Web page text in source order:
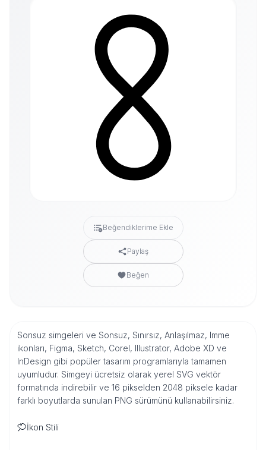
Beğendiklerime Ekle
Paylaş
Beğen
Sonsuz simgeleri ve Sonsuz, Sınırsız, Anlaşılmaz, Imme
ikonları, Figma, Sketch, Corel, Illustrator, Adobe XD ve
InDesign gibi popüler tasarım programlarıyla tamamen
uyumludur. Simgeyi ücretsiz olarak yerel SVG vektör
formatında indirebilir ve 16 pikselden 2048 piksele kadar
farklı boyutlarda sunulan PNG sürümünü kullanabilirsiniz.
İkon Stili